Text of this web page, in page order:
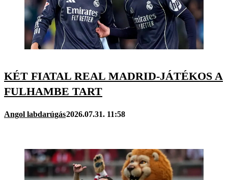
KÉT FIATAL REAL MADRID-JÁTÉKOS A
FULHAMBE TART
Angol labdarúgás2026.07.31. 11:58